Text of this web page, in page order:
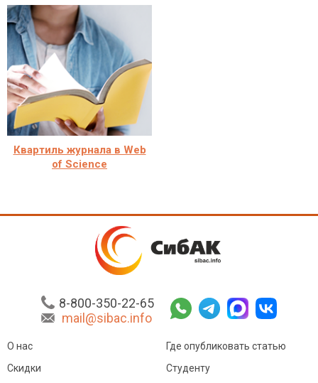
Квартиль журнала в Web
of Science
8-800-350-22-65
mail@sibac.info
О нас
Скидки
Где опубликовать статью
Студенту